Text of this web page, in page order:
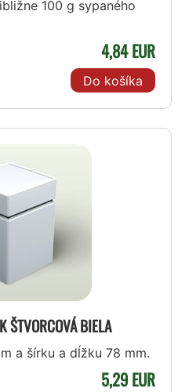
100 g sypaného
4,84 EUR
Do košíka
ŠTVORCOVÁ BIELA
a šírku a dĺžku 78 mm.
5,29 EUR